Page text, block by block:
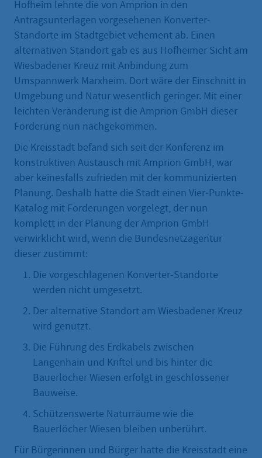
Hofheim lehnte die von Amprion in den
Antragsunterlagen vorgesehenen Konverter-
Standorte im Stadtgebiet vehement ab. Einen
alternativen Standort gab es aus Hofheimer Sicht am
Wiesbadener Kreuz mit Anbindung zum
Umspannwerk Marxheim. Dort wäre der Einschnitt in
Umgebung und Natur wesentlich geringer. Mit einer
leichten Veränderung ist die Amprion GmbH dieser
Forderung nun nachgekommen.
Die Kreisstadt befand sich seit der Konferenz im
konstruktiven Austausch mit Amprion GmbH, war
aber keinesfalls zufrieden mit der kommunizierten
Planung. Deshalb hatte die Stadt einen Vier-Punkte-
Katalog mit Forderungen vorgelegt, der nun
komplett in der Planung der Amprion GmbH
verwirklicht wird, wenn die Bundesnetzagentur
dieser zustimmt:
Die vorgeschlagenen Konverter-Standorte
werden nicht umgesetzt.
Der alternative Standort am Wiesbadener Kreuz
wird genutzt.
Die Führung des Erdkabels zwischen
Langenhain und Kriftel und bis hinter die
Bauerlöcher Wiesen erfolgt in geschlossener
Bauweise.
Schützenswerte Naturräume wie die
Bauerlöcher Wiesen bleiben unberührt.
Für Bürgerinnen und Bürger hatte die Kreisstadt eine